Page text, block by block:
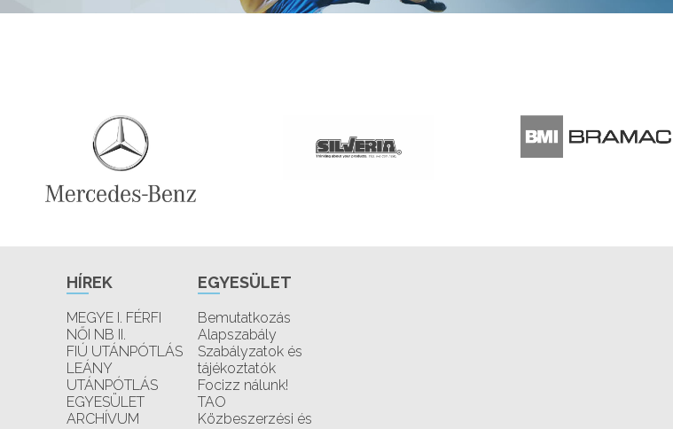
HÍREK
MEGYE I. FÉRFI
NŐI NB II.
FIÚ UTÁNPÓTLÁS
LEÁNY
UTÁNPÓTLÁS
EGYESÜLET
ARCHÍVUM
EGYESÜLET
Bemutatkozás
Alapszabály
Szabályzatok és
tájékoztatók
Focizz nálunk!
TAO
Közbeszerzési és